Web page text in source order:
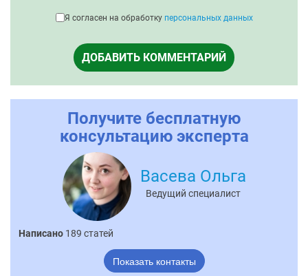
Я согласен на обработку персональных данных
ДОБАВИТЬ КОММЕНТАРИЙ
Получите бесплатную
консультацию эксперта
Васева Ольга
Ведущий специалист
Написано 189 статей
Показать контакты